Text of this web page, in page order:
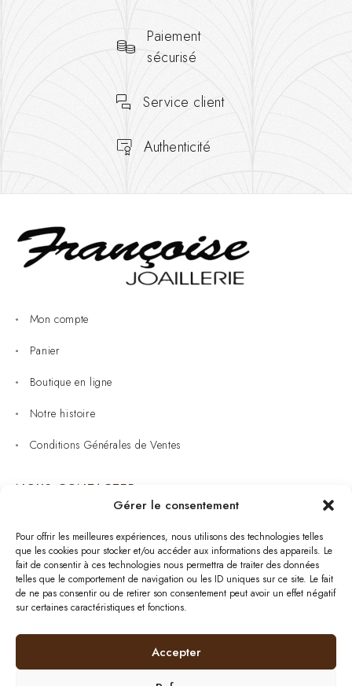
Gérer le consentement
Pour offrir les meilleures expériences, nous utilisons des technologies telles
que les cookies pour stocker et/ou accéder aux informations des appareils. Le
fait de consentir à ces technologies nous permettra de traiter des données
telles que le comportement de navigation ou les ID uniques sur ce site. Le fait
de ne pas consentir ou de retirer son consentement peut avoir un effet négatif
sur certaines caractéristiques et fonctions.
Accepter
Paiement
sécurisé
Service client
Authenticité
Mon compte
Panier
Boutique en ligne
Notre histoire
Conditions Générales de Ventes
NOUS CONTACTER
Bijouterie : 05 53 53 64 11
Mardi au Samedi: 09:00 - 19:00
bijouterie.lavergne@orange.fr